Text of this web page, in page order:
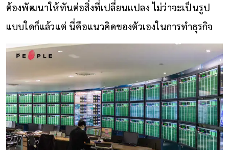
ต้องพัฒนาให้ทันต่อสิ่งที่เปลี่ยนแปลง ไม่ว่าจะเป็นรูป
แบบใดก็แล้วแต่ นี่คือแนวคิดของตัวเองในการทำธุรกิจ